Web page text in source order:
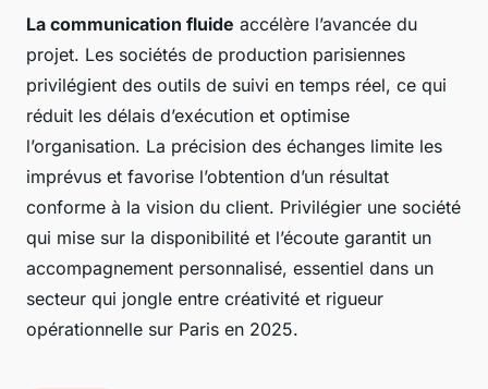
La communication fluide accélère l’avancée du
projet. Les sociétés de production parisiennes
privilégient des outils de suivi en temps réel, ce qui
réduit les délais d’exécution et optimise
l’organisation. La précision des échanges limite les
imprévus et favorise l’obtention d’un résultat
conforme à la vision du client. Privilégier une société
qui mise sur la disponibilité et l’écoute garantit un
accompagnement personnalisé, essentiel dans un
secteur qui jongle entre créativité et rigueur
opérationnelle sur Paris en 2025.